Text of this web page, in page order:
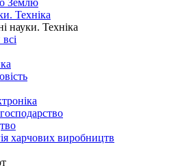
Землю
Техніка
науки. Техніка
харчових виробництв